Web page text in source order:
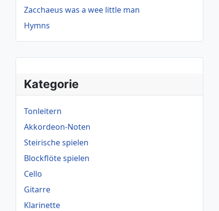
Kategorie
Tonleitern
Akkordeon-Noten
Steirische spielen
Blockflöte spielen
Cello
Gitarre
Klarinette
Zacchaeus was a wee little man
Hymns